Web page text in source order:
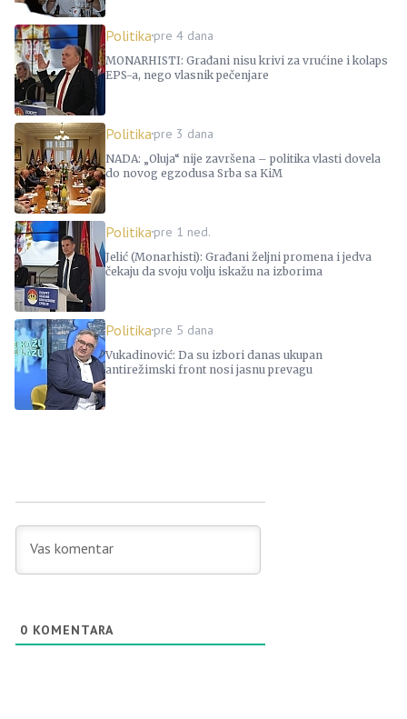
Politikapre 4 dana
MONARHISTI: Građani nisu krivi za vrućine i kolaps
EPS-a, nego vlasnik pečenjare
Politikapre 3 dana
NADA: „Oluja“ nije završena – politika vlasti dovela
do novog egzodusa Srba sa KiM
Politikapre 1 ned.
Jelić (Monarhisti): Građani željni promena i jedva
čekaju da svoju volju iskažu na izborima
Politikapre 5 dana
Vukadinović: Da su izbori danas ukupan
antirežimski front nosi jasnu prevagu
0 KOMENTARA